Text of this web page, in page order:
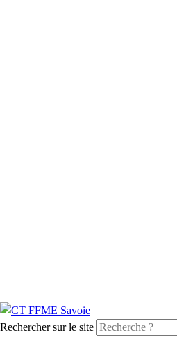
Rechercher sur le site